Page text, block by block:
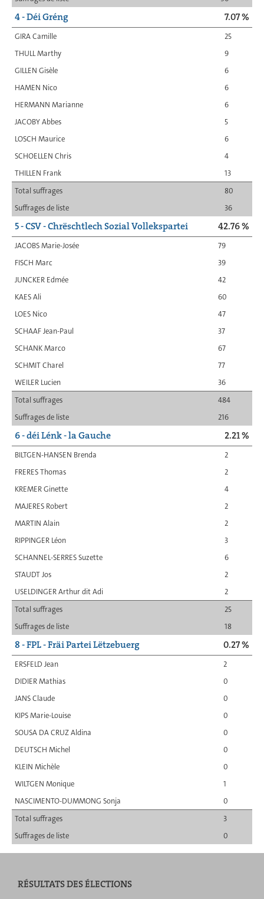
4 - Déi Gréng 7.07 %
GIRA Camille
25
THULL Marthy
9
GILLEN Gisèle
6
HAMEN Nico
6
HERMANN Marianne
6
JACOBY Abbes
5
LOSCH Maurice
6
SCHOELLEN Chris
4
THILLEN Frank
13
Total suffrages
80
Suffrages de liste
36
5 - CSV - Chrëschtlech Sozial Vollekspartei 42.76 %
JACOBS Marie-Josée
79
FISCH Marc
39
JUNCKER Edmée
42
KAES Ali
60
LOES Nico
47
SCHAAF Jean-Paul
37
SCHANK Marco
67
SCHMIT Charel
77
WEILER Lucien
36
Total suffrages
484
Suffrages de liste
216
6 - déi Lénk - la Gauche 2.21 %
BILTGEN-HANSEN Brenda
2
FRERES Thomas
2
KREMER Ginette
4
MAJERES Robert
2
MARTIN Alain
2
RIPPINGER Léon
3
SCHANNEL-SERRES Suzette
6
STAUDT Jos
2
USELDINGER Arthur dit Adi
2
Total suffrages
25
Suffrages de liste
18
8 - FPL - Fräi Partei Lëtzebuerg 0.27 %
ERSFELD Jean
2
DIDIER Mathias
0
JANS Claude
0
KIPS Marie-Louise
0
SOUSA DA CRUZ Aldina
0
DEUTSCH Michel
0
KLEIN Michèle
0
WILTGEN Monique
1
NASCIMENTO-DUMMONG Sonja
0
Total suffrages
3
Suffrages de liste
0
RÉSULTATS DES ÉLECTIONS